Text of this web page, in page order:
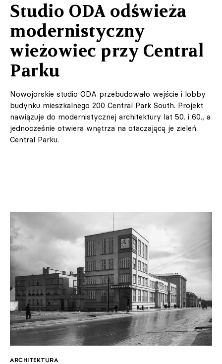
Studio ODA odświeża
modernistyczny
wieżowiec przy Central
Parku
Nowojorskie studio ODA przebudowało wejście i lobby
budynku mieszkalnego 200 Central Park South. Projekt
nawiązuje do modernistycznej architektury lat 50. i 60., a
jednocześnie otwiera wnętrza na otaczającą je zieleń
Central Parku.
ARCHITEKTURA